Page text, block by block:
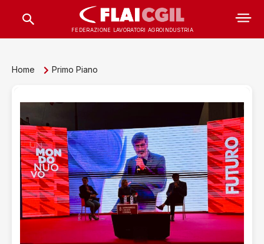
FEDERAZIONE LAVORATORI AGROINDUSTRIA
Home Primo Piano